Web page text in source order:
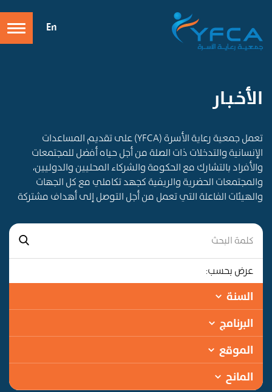
En
الأخـبـار
تعمل جمعية رعاية الأسرة (YFCA) على تقديم المساعدات
الإنسانية والتدخلات ذات الصلة من أجل حياه أفضل للمجتمعات
والأفراد بالتشارك مع الحكومة والشركاء المحليين والدوليين،
والمجتمعات الحضرية والريفية كجهد تكاملي مع كل الجهات
والهيئات الفاعلة التي تعمل من أجل التوصل إلى أهداف مشتركة
عرض بحسب:
السنة
البرنامج
الموقع
المانح